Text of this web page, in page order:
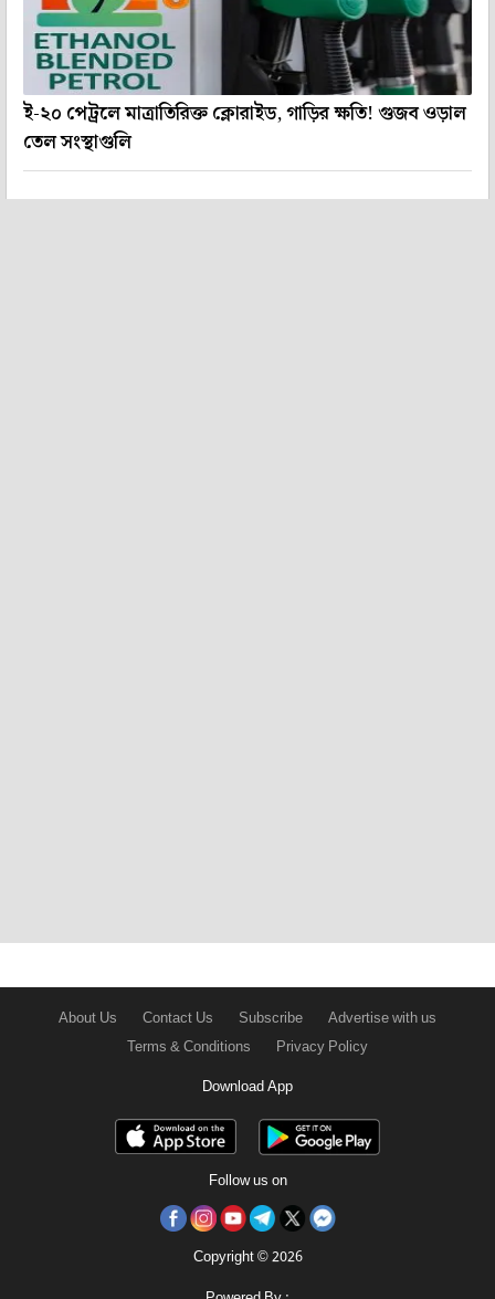
ই-২০ পেট্রলে মাত্রাতিরিক্ত ক্লোরাইড, গাড়ির ক্ষতি! গুজব ওড়াল
তেল সংস্থাগুলি
About Us Contact Us Subscribe
Advertise with us
Terms & Conditions
Privacy Policy
Download App
Follow us on
Copyright © 2026